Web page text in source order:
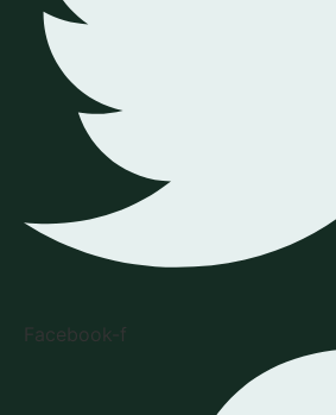
Facebook-f